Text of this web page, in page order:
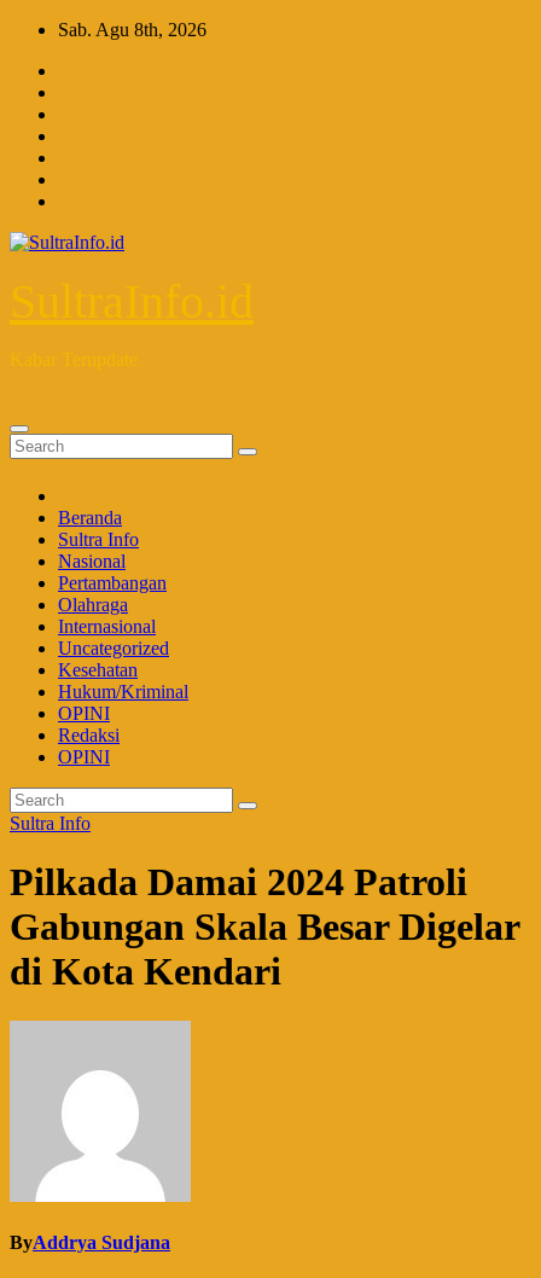
Skip
content
Sab. Agu 8th, 2026
SultraInfo.id
Kabar Terupdate
Beranda
Sultra Info
Nasional
Pertambangan
Olahraga
Internasional
Uncategorized
Kesehatan
Hukum/Kriminal
OPINI
Redaksi
OPINI
Sultra Info
Pilkada Damai 2024 Patroli
Gabungan Skala Besar Digelar
di Kota Kendari
ByAddrya Sudjana